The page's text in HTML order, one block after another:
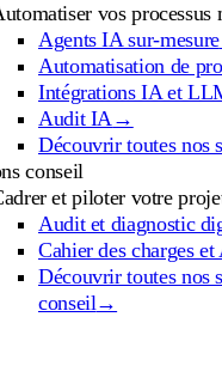
vos processus
Agents IA sur-mesure
Automatisation de
Intégrations IA et
Audit IA→
Découvrir toutes nos
conseil
et piloter votre
Audit et diagnostic
Cahier des charges
Découvrir toutes nos
conseil→